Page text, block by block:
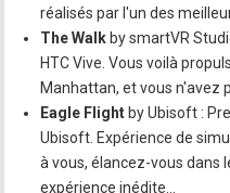
réalisés par l'un des
The Walk by smartVR
HTC Vive. Vous voilà
Manhattan, et vous n'avez
Eagle Flight by Ubisoft :
Ubisoft. Expérience de
à vous, élancez-vous dans
expérience inédite...